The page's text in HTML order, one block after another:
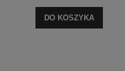
DO KOSZYKA